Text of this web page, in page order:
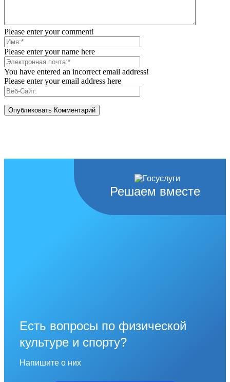
Please enter your comment!
Please enter your name here
You have entered an incorrect email address!
Please enter your email address here
Решаем вместе
Есть вопросы по физической
культуре и спорту?
Напишите о них